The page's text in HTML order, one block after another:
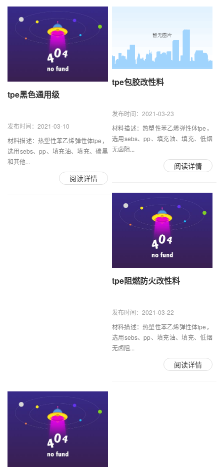
tpe黑色通用级
发布时间：2021-03-10
材料描述：热塑性苯乙烯弹性体tpe，
选用sebs、pp、填充油、填充、碳黑
和其他...
阅读详情
tpe包胶改性料
发布时间：2021-03-23
材料描述：热塑性苯乙烯弹性体tpe，
选用sebs、pp、填充油、填充、低烟
无卤阻...
阅读详情
tpe阻燃防火改性料
发布时间：2021-03-22
材料描述：热塑性苯乙烯弹性体tpe，
选用sebs、pp、填充油、填充、低烟
无卤阻...
阅读详情